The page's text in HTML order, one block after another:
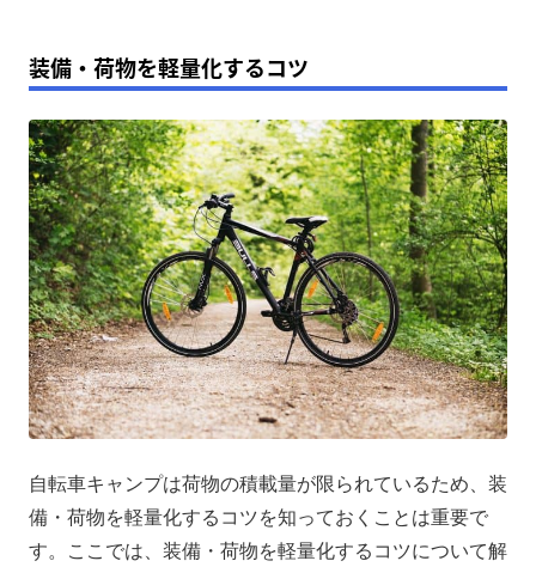
装備・荷物を軽量化するコツ
自転車キャンプは荷物の積載量が限られているため、装
備・荷物を軽量化するコツを知っておくことは重要で
す。ここでは、装備・荷物を軽量化するコツについて解